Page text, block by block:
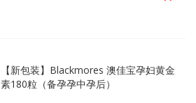
【新包装】Blackmores 澳佳宝孕妇黄金
素180粒（备孕孕中孕后）